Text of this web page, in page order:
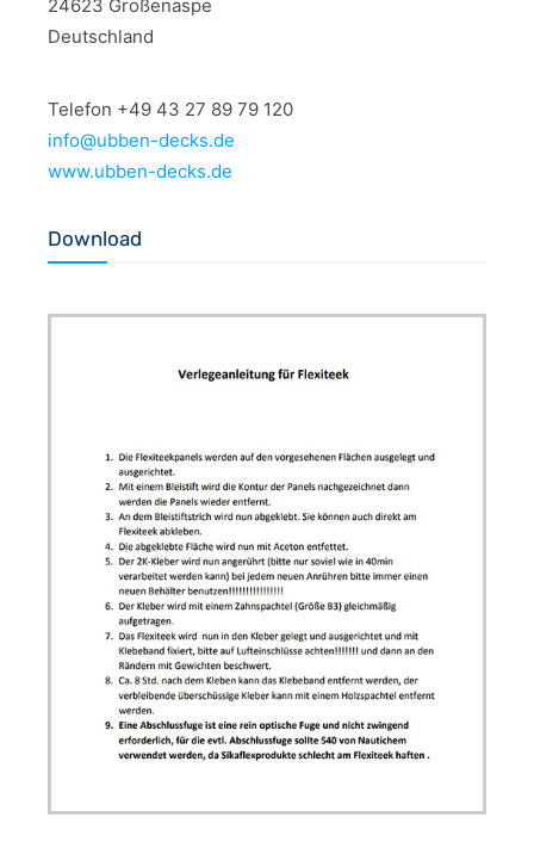
24623 Großenaspe
Deutschland
Telefon +49 43 27 89 79 120
info@ubben-decks.de
www.ubben-decks.de
Download